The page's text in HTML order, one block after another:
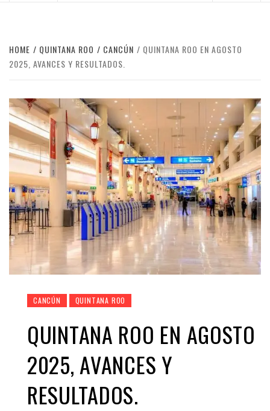
HOME QUINTANA ROO CANCÚN
QUINTANA ROO EN AGOSTO
2025, AVANCES Y RESULTADOS.
CANCÚN QUINTANA ROO
QUINTANA ROO EN AGOSTO
2025, AVANCES Y
RESULTADOS.